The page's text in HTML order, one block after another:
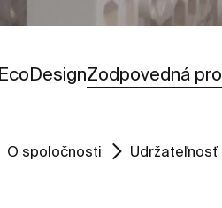
ZOBRAZIŤ
EcoDesignZodpovedná
O spoločnosti Udržateľnosť